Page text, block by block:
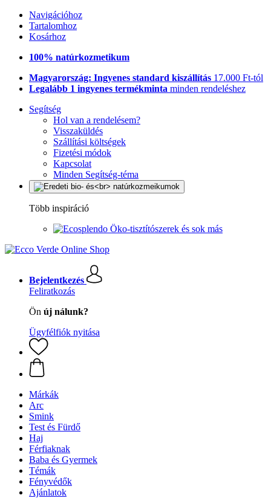
Navigációhoz
Tartalomhoz
Kosárhoz
100% natúrkozmetikum
Magyarország: Ingyenes standard kiszállítás 17.000 Ft-tól
Legalább 1 ingyenes termékminta minden rendeléshez
Segítség
Hol van a rendelésem?
Visszaküldés
Szállítási költségek
Fizetési módok
Kapcsolat
Minden Segítség-téma
Több inspiráció
Öko-tisztítószerek és sok más
Bejelentkezés
Feliratkozás
Ön új nálunk?
Ügyfélfiók nyitása
Márkák
Arc
Smink
Test és Fürdő
Haj
Férfiaknak
Baba és Gyermek
Témák
Fényvédők
Ajánlatok